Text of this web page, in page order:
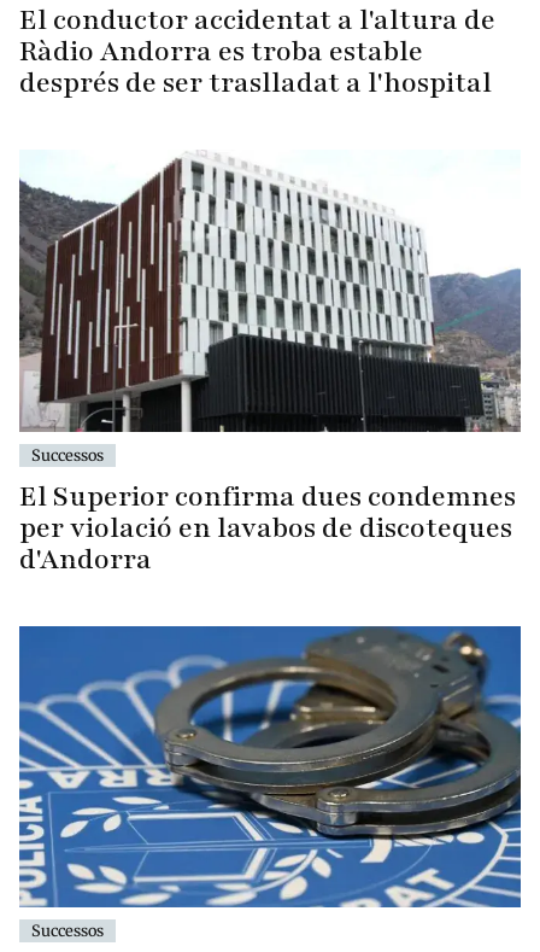
El conductor accidentat a l'altura de
Ràdio Andorra es troba estable
després de ser traslladat a l'hospital
Successos
El Superior confirma dues condemnes
per violació en lavabos de discoteques
d'Andorra
Successos